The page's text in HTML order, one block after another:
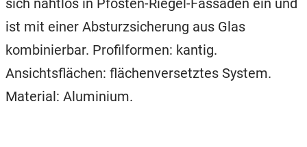
sich nahtlos in Pfosten-Riegel-Fassaden ein und
ist mit einer Absturzsicherung aus Glas
kombinierbar. Profilformen: kantig.
Ansichtsflächen: flächenversetztes System.
Material: Aluminium.